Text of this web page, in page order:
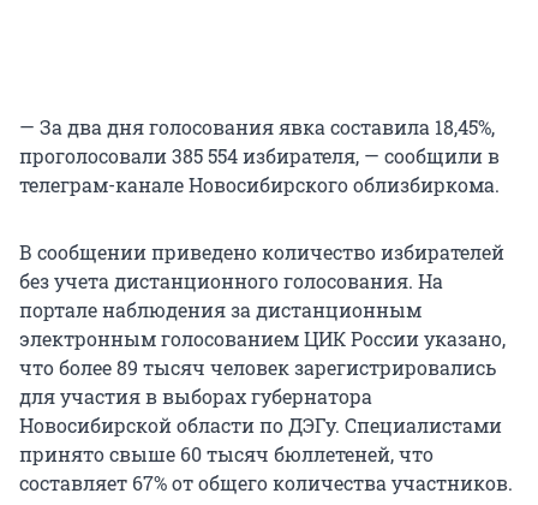
— За два дня голосования явка составила 18,45%,
проголосовали 385 554 избирателя, — сообщили в
телеграм-канале Новосибирского облизбиркома.
В сообщении приведено количество избирателей
без учета дистанционного голосования. На
портале наблюдения за дистанционным
электронным голосованием ЦИК России указано,
что более 89 тысяч человек зарегистрировались
для участия в выборах губернатора
Новосибирской области по ДЭГу. Специалистами
принято свыше 60 тысяч бюллетеней, что
составляет 67% от общего количества участников.